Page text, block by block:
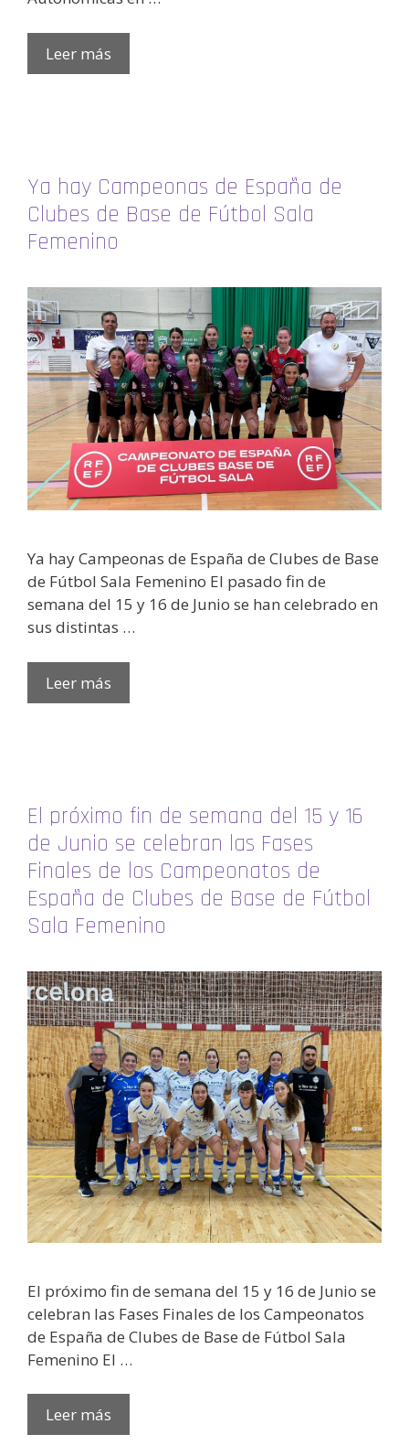
Leer más
Ya hay Campeonas de España de
Clubes de Base de Fútbol Sala
Femenino
Ya hay Campeonas de España de Clubes de Base
de Fútbol Sala Femenino El pasado fin de
semana del 15 y 16 de Junio se han celebrado en
sus distintas …
Leer más
El próximo fin de semana del 15 y 16
de Junio se celebran las Fases
Finales de los Campeonatos de
España de Clubes de Base de Fútbol
Sala Femenino
El próximo fin de semana del 15 y 16 de Junio se
celebran las Fases Finales de los Campeonatos
de España de Clubes de Base de Fútbol Sala
Femenino El …
Leer más